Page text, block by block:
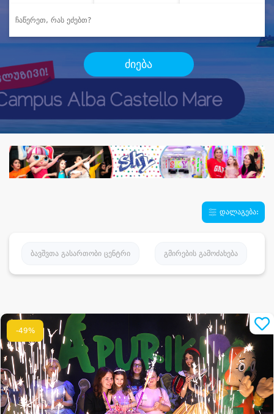
ძიება
დალაგება:
ბავშვთა გასართობი ცენტრი გმირების გამოძახება
-49%